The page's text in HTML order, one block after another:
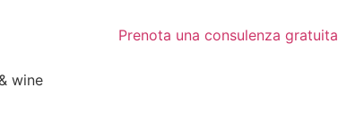
wine
Prenota una consulenza gratuita